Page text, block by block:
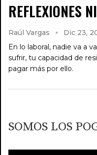
REFLEXIONES
Raúl Vargas
Dic 23,
En lo laboral, nadie va a
sufrir, tu capacidad de
pagar más por ello.
SOMOS LOS